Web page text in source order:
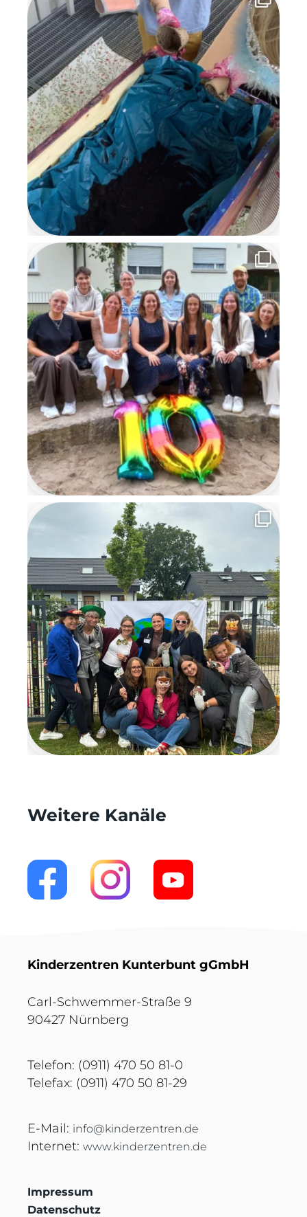
Weitere Kanäle
Kinderzentren Kunterbunt gGmbH
Carl-Schwemmer-Straße 9
90427 Nürnberg
Telefon: (0911) 470 50 81-0
Telefax: (0911) 470 50 81-29
E-Mail: info@kinderzentren.de
Internet: www.kinderzentren.de
Impressum
Datenschutz